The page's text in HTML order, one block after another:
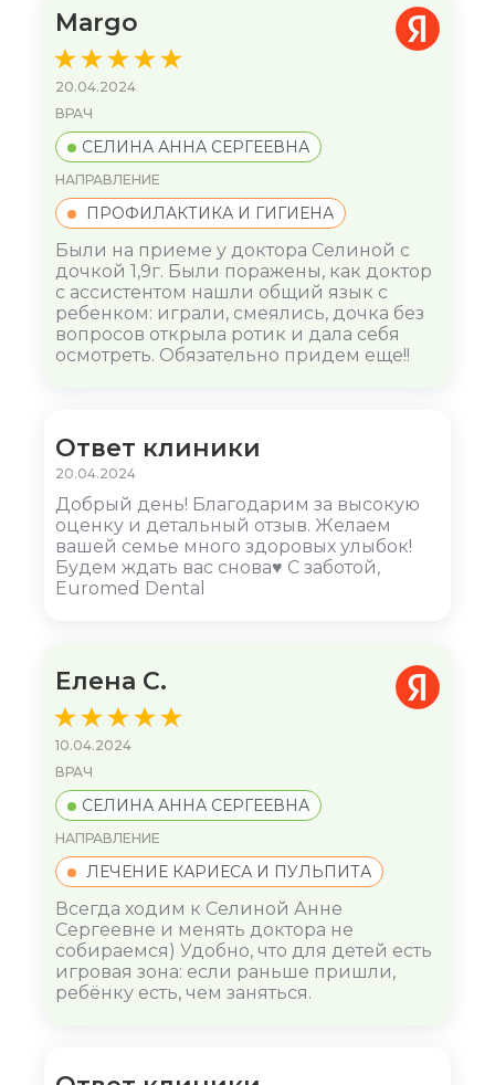
Margo
20.04.2024
ВРАЧ
СЕЛИНА АННА СЕРГЕЕВНА
НАПРАВЛЕНИЕ
ПРОФИЛАКТИКА И ГИГИЕНА
Были на приеме у доктора Селиной с
дочкой 1,9г. Были поражены, как доктор
с ассистентом нашли общий язык с
ребенком: играли, смеялись, дочка без
вопросов открыла ротик и дала себя
осмотреть. Обязательно придем еще!!
Ответ клиники
20.04.2024
Добрый день! Благодарим за высокую
оценку и детальный отзыв. Желаем
вашей семье много здоровых улыбок!
Будем ждать вас снова♥ С заботой,
Euromed Dental
Елена С.
10.04.2024
ВРАЧ
СЕЛИНА АННА СЕРГЕЕВНА
НАПРАВЛЕНИЕ
ЛЕЧЕНИЕ КАРИЕСА И ПУЛЬПИТА
Всегда ходим к Селиной Анне
Сергеевне и менять доктора не
собираемся) Удобно, что для детей есть
игровая зона: если раньше пришли,
ребёнку есть, чем заняться.